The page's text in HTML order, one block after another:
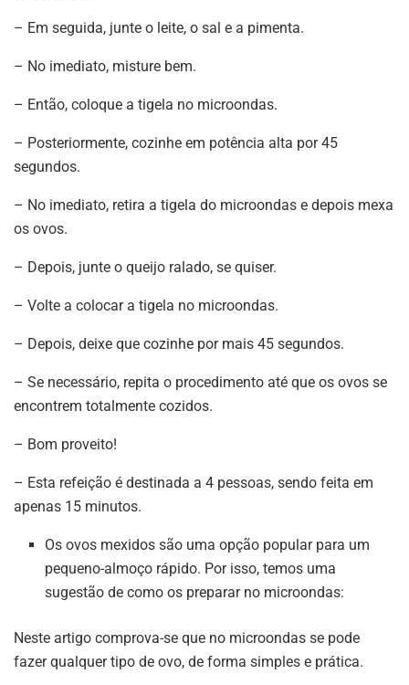
– Em seguida, junte o leite, o sal e a pimenta.
– No imediato, misture bem.
– Então, coloque a tigela no microondas.
– Posteriormente, cozinhe em potência alta por 45
segundos.
– No imediato, retira a tigela do microondas e depois mexa
os ovos.
– Depois, junte o queijo ralado, se quiser.
– Volte a colocar a tigela no microondas.
– Depois, deixe que cozinhe por mais 45 segundos.
– Se necessário, repita o procedimento até que os ovos se
encontrem totalmente cozidos.
– Bom proveito!
– Esta refeição é destinada a 4 pessoas, sendo feita em
apenas 15 minutos.
Os ovos mexidos são uma opção popular para um
pequeno-almoço rápido. Por isso, temos uma
sugestão de como os preparar no microondas:
Neste artigo comprova-se que no microondas se pode
fazer qualquer tipo de ovo, de forma simples e prática.